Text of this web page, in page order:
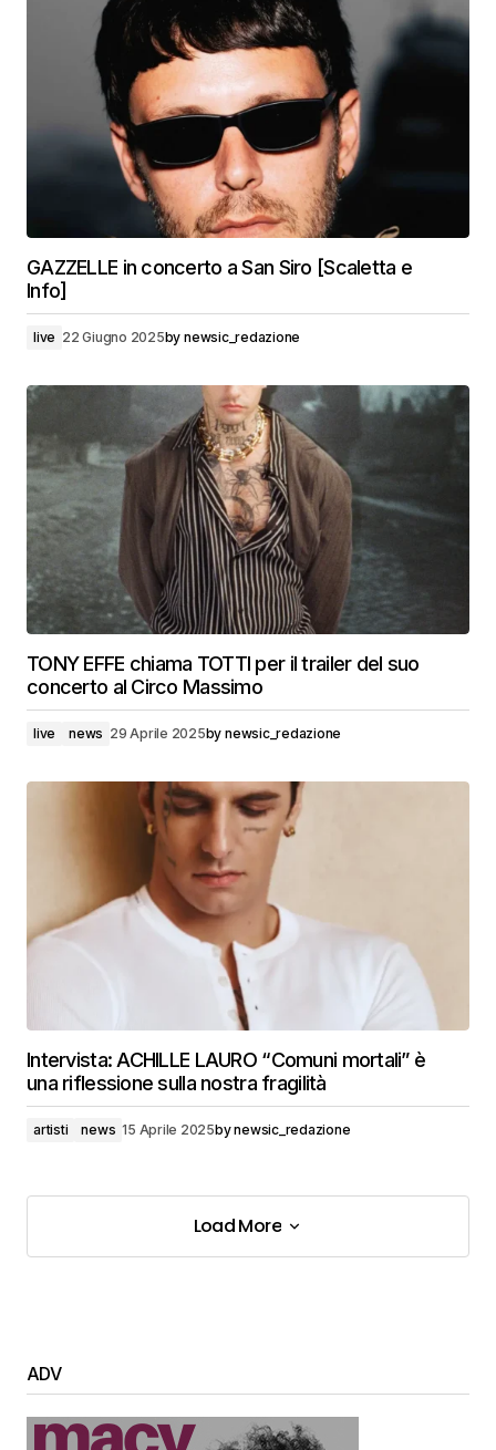
GAZZELLE in concerto a San Siro [Scaletta e
Info]
live 22 Giugno 2025by newsic_redazione
TONY EFFE chiama TOTTI per il trailer del suo
concerto al Circo Massimo
live news 29 Aprile 2025by newsic_redazione
Intervista: ACHILLE LAURO “Comuni mortali” è
una riflessione sulla nostra fragilità
artisti news 15 Aprile 2025bynewsic_redazione
Load More
Load More
ADV